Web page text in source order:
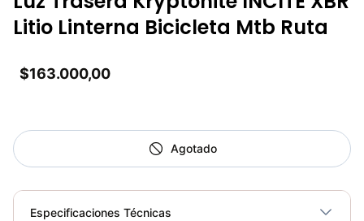
Litio Linterna Bicicleta Mtb Ruta
$163.000,00
Agotado
Especificaciones Técnicas